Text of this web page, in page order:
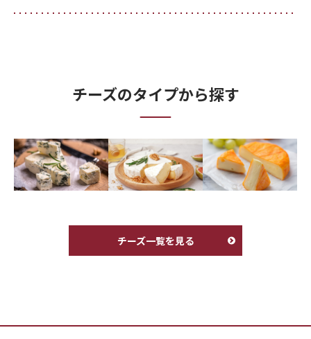
チーズのタイプから探す
チーズ一覧を見る